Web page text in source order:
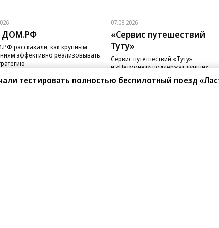
ДОМ.РФ
рассказали, как крупным
эффективно реализовывать
07.08.2026
«Сервис путешествий
Туту»
Сервис путешествий «Туту»
и «Нетмонет» поддержат лучших
сотрудников российских отелей
тестировать полностью беспилотный поезд